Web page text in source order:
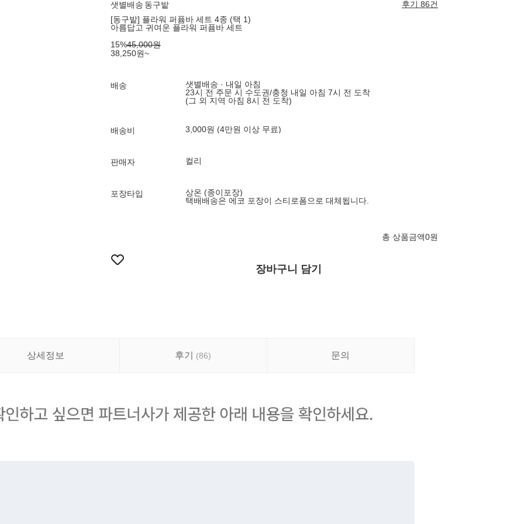
샛별배송 동구밭
후기 86건
[동구밭] 플라워 퍼퓸바 세트 4종 (택 1)
아름답고 귀여운 플라워 퍼퓸바 세트
15%45,000원
38,250원~
배송
샛별배송 · 내일 아침
23시 전 주문 시 수도권/충청 내일 아침 7시 전 도착
(그 외 지역 아침 8시 전 도착)
배송비 3,000원 (4만원 이상 무료)
판매자 컬리
포장타입
상온 (종이포장)
택배배송은 에코 포장이 스티로폼으로 대체됩니다.
총 상품금액0원
장바구니 담기
상세정보 후기 (86) 문의